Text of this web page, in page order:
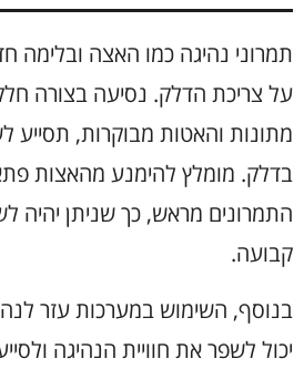
תמרוני נהיגה כמו האצה ובלימה
על צריכת הדלק. נסיעה בצורה
מתונות והאטות מבוקרות, תסייע
בדלק. מומלץ להימנע מהאצות
התמרונים מראש, כך שניתן יהיה
קבועה.
בנוסף, השימוש במערכות עזר
יכול לשפר את חוויית הנהיגה